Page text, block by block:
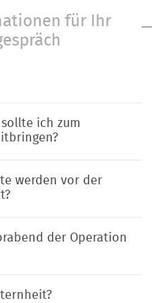
für Ihr
ich zum
werden vor der
der Operation